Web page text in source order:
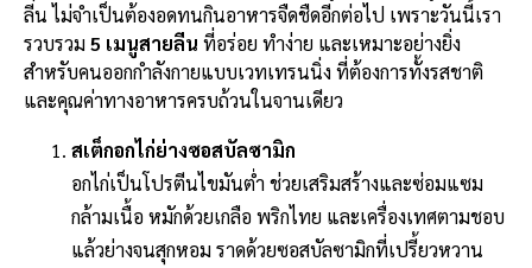
ลีน ไม่จำเป็นต้องอดทนกินอาหารจืดชืดอีกต่อไป เพราะวันนี้เรา
รวบรวม 5 เมนูสายลีน ที่อร่อย ทำง่าย และเหมาะอย่างยิ่ง
สำหรับคนออกกำลังกายแบบเวทเทรนนิ่ง ที่ต้องการทั้งรสชาติ
และคุณค่าทางอาหารครบถ้วนในจานเดียว
สเต็กอกไก่ย่างซอสบัลซามิก
อกไก่เป็นโปรตีนไขมันต่ำ ช่วยเสริมสร้างและซ่อมแซม
กล้ามเนื้อ หมักด้วยเกลือ พริกไทย และเครื่องเทศตามชอบ
แล้วย่างจนสุกหอม ราดด้วยซอสบัลซามิกที่เปรี้ยวหวาน